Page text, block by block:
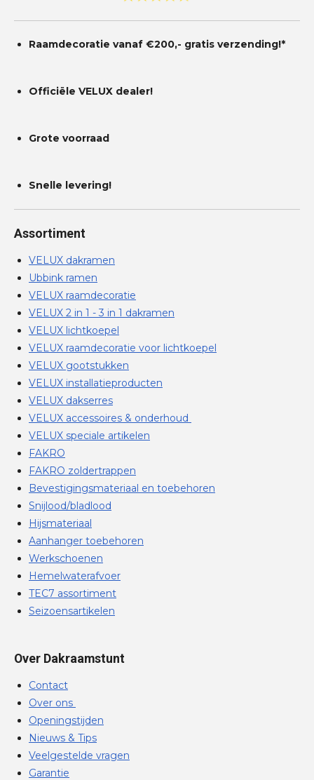
Raamdecoratie vanaf €200,- gratis verzending!*
Officiële VELUX dealer!
Grote voorraad
Snelle levering!
Assortiment
VELUX dakramen
Ubbink ramen
VELUX raamdecoratie
VELUX 2 in 1 - 3 in 1 dakramen
VELUX lichtkoepel
VELUX raamdecoratie voor lichtkoepel
VELUX gootstukken
VELUX installatieproducten
VELUX dakserres
VELUX accessoires & onderhoud
VELUX speciale artikelen
FAKRO
FAKRO zoldertrappen
Bevestigingsmateriaal en toebehoren
Snijlood/bladlood
Hijsmateriaal
Aanhanger toebehoren
Werkschoenen
Hemelwaterafvoer
TEC7 assortiment
Seizoensartikelen
Over Dakraamstunt
Contact
Over ons
Openingstijden
Nieuws & Tips
Veelgestelde vragen
Garantie